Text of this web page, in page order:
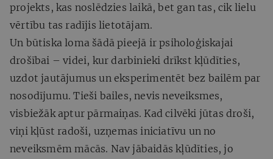
projekts, kas noslēdzies laikā, bet gan tas, cik lielu
vērtību tas radījis lietotājam.
Un būtiska loma šādā pieejā ir psiholoģiskajai
drošībai – videi, kur darbinieki drīkst kļūdīties,
uzdot jautājumus un eksperimentēt bez bailēm par
nosodījumu. Tieši bailes, nevis neveiksmes,
visbiežāk aptur pārmaiņas. Kad cilvēki jūtas droši,
viņi kļūst radoši, uzņemas iniciatīvu un no
neveiksmēm mācās. Nav jābaidās kļūdīties, jo